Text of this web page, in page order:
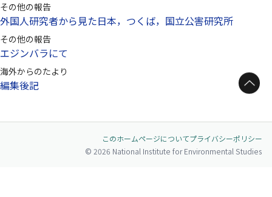
その他の報告
外国人研究者から見た日本，つくば，国立公害研究所
その他の報告
エジンバラにて
海外からのたより
編集後記 ページトップへ
このホームページについてプライバシーポリシー
© 2026 National Institute for Environmental Studies